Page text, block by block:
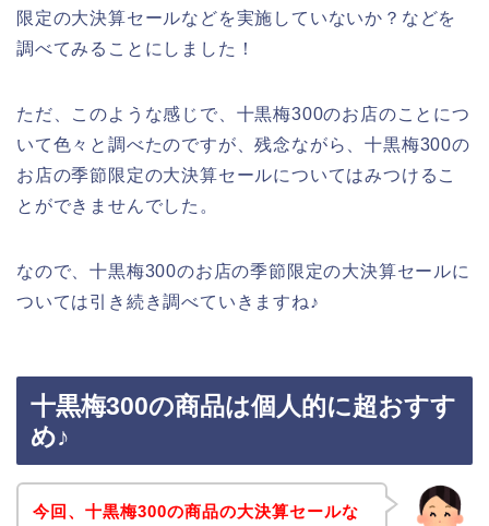
限定の大決算セールなどを実施していないか？などを
調べてみることにしました！
ただ、このような感じで、十黒梅300のお店のことにつ
いて色々と調べたのですが、残念ながら、十黒梅300の
お店の季節限定の大決算セールについてはみつけるこ
とができませんでした。
なので、十黒梅300のお店の季節限定の大決算セールに
ついては引き続き調べていきますね♪
十黒梅300の商品は個人的に超おすす
め♪
今回、十黒梅300の商品の大決算セールな